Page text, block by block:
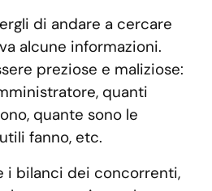
di andare a cercare
alcune informazioni.
preziose e maliziose:
quanti
quante sono le
fanno, etc.
i bilanci dei concorrenti,